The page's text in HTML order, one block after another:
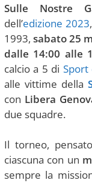
Sulle Nostre
dell’edizione 2023
1993,sabato 25
dalle 14:00 alle
calcio a 5 di Sport
alle vittime della
con Libera
due squadre.
Il torneo,
ciascuna con un
sempre la